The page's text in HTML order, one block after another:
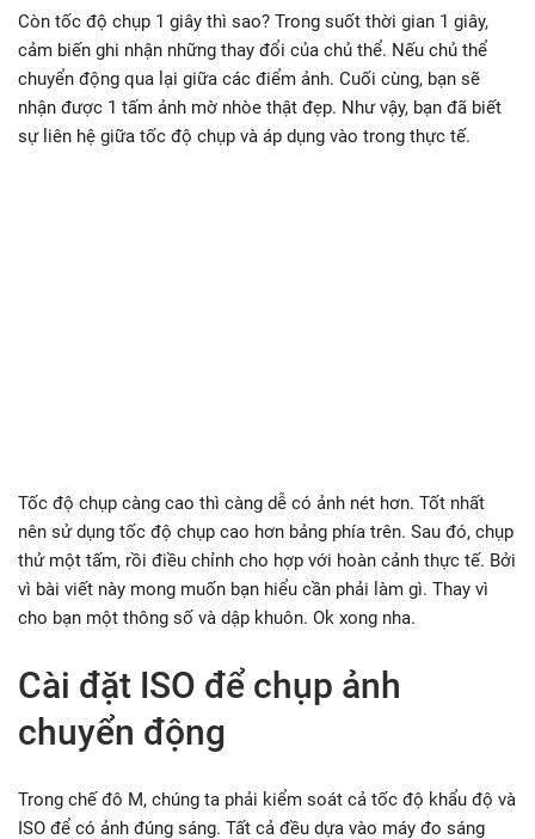
Còn tốc độ chụp 1 giây thì sao? Trong suốt thời gian 1 giây,
cảm biến ghi nhận những thay đổi của chủ thể. Nếu chủ thể
chuyển động qua lại giữa các điểm ảnh. Cuối cùng, bạn sẽ
nhận được 1 tấm ảnh mờ nhòe thật đẹp. Như vậy, bạn đã biết
sự liên hệ giữa tốc độ chụp và áp dụng vào trong thực tế.
Tốc độ chụp càng cao thì càng dễ có ảnh nét hơn. Tốt nhất
nên sử dụng tốc độ chụp cao hơn bảng phía trên. Sau đó, chụp
thử một tấm, rồi điều chỉnh cho hợp với hoàn cảnh thực tế. Bởi
vì bài viết này mong muốn bạn hiểu cần phải làm gì. Thay vì
cho bạn một thông số và dập khuôn. Ok xong nha.
Cài đặt ISO để chụp ảnh
chuyển động
Trong chế đô M, chúng ta phải kiểm soát cả tốc độ khẩu độ và
ISO để có ảnh đúng sáng. Tất cả đều dựa vào máy đo sáng